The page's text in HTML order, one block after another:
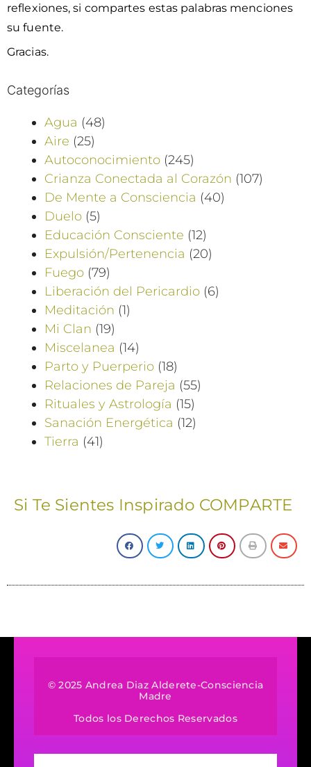
reflexiones, si compartes estas palabras menciones
su fuente.
Gracias.
Categorías
Agua (48)
Aire (25)
Autoconocimiento (245)
Crianza Conectada al Corazón (107)
De Mente a Consciencia (40)
Duelo (5)
Educación Consciente (12)
Expulsión/Pertenencia (20)
Fuego (79)
Liberación del Pericardio (6)
Meditación (1)
Mi Clan (19)
Miscelanea (14)
Parto y Puerperio (18)
Relaciones de Pareja (55)
Rituales y Astrología (15)
Sanación Energética (12)
Tierra (41)
Si Te Sientes Inspirado COMPARTE
© 2025 Andrea Diaz Alderete-Consciencia
Madre
Todos los Derechos Reservados